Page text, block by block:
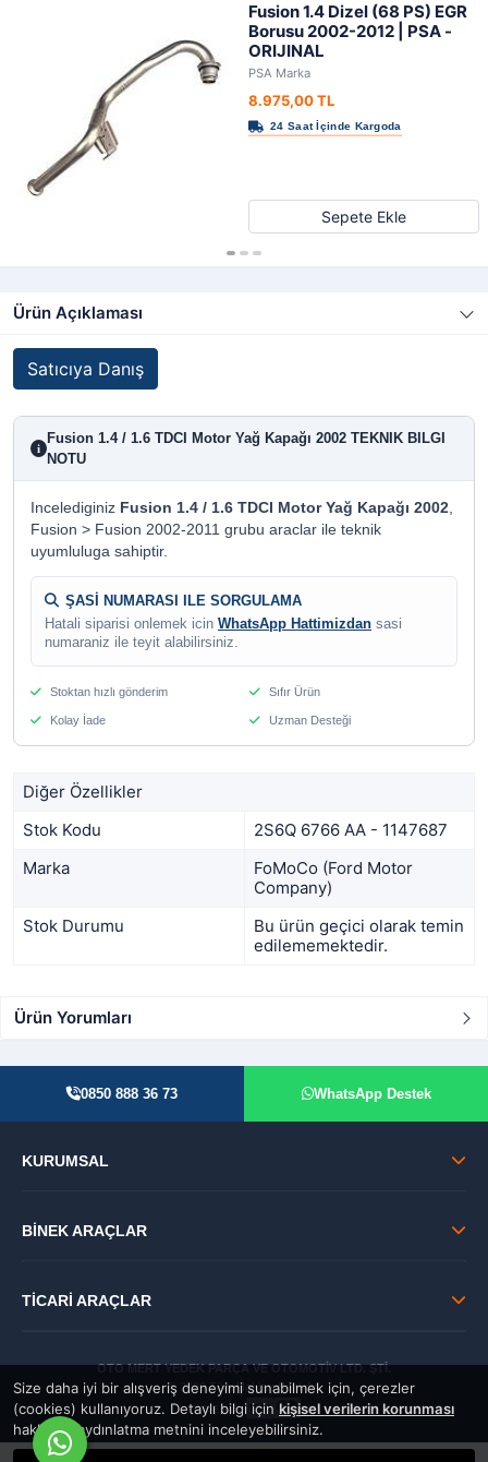
Size daha iyi bir alışveriş deneyimi sunabilmek için, çerezler
(cookies) kullanıyoruz. Detaylı bilgi için kişisel verilerin korunması
hakkında aydınlatma metnini inceleyebilirsiniz.
Fusion 1.4 Dizel (68 PS) EGR
Borusu 2002-2012 | PSA -
ORIJINAL
PSA Marka
8.975,00 TL
Sepete Ekle
Ürün Açıklaması
Satıcıya Danış
i
Fusion 1.4 / 1.6 TDCI Motor Yağ Kapağı 2002 TEKNIK BILGI
NOTU
Incelediginiz Fusion 1.4 / 1.6 TDCI Motor Yağ Kapağı 2002,
Fusion > Fusion 2002-2011 grubu araclar ile teknik
uyumluluga sahiptir.
ŞASİ NUMARASI ILE SORGULAMA
Hatali siparisi onlemek icin WhatsApp Hattimizdan sasi
numaraniz ile teyit alabilirsiniz.
Stoktan hızlı gönderim Sıfır Ürün
Kolay İade Uzman Desteği
Diğer Özellikler
Stok Kodu
2S6Q 6766 AA - 1147687
Marka
FoMoCo (Ford Motor
Company)
Stok Durumu
Bu ürün geçici olarak temin
edilememektedir.
Ürün Yorumları
0850 888 36 73 WhatsApp Destek
KURUMSAL
BİNEK ARAÇLAR
TİCARİ ARAÇLAR
OTO MERT YEDEK PARÇA VE OTOMOTİV LTD. ŞTİ.
© 2026 Tüm Hakları Saklıdır.
GÜVENLİ: